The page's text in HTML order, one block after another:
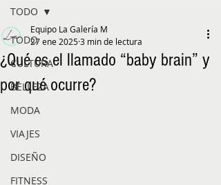
TODO
CULTURA
BELLEZA
MODA
VIAJES
DISEÑO
FITNESS
TODO
¿Qué es el llamado “baby brain” y
por qué ocurre?
Equipo La Galería M
27 ene 20253 min de lectura